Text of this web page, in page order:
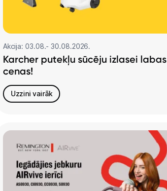
Tet pakalpojumi
Kontakti
Informācija
Akcija: 03.08.- 30.08.2026.
Karcher putekļu sūcēju izlasei labas
cenas!
Uzzini vairāk